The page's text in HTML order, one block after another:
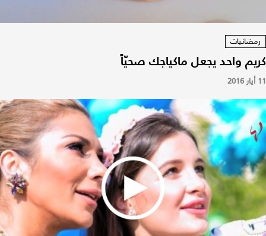
رمضانيات
كريم واحد يجعل ماكياجك صحيّاً
11 أيار 2016